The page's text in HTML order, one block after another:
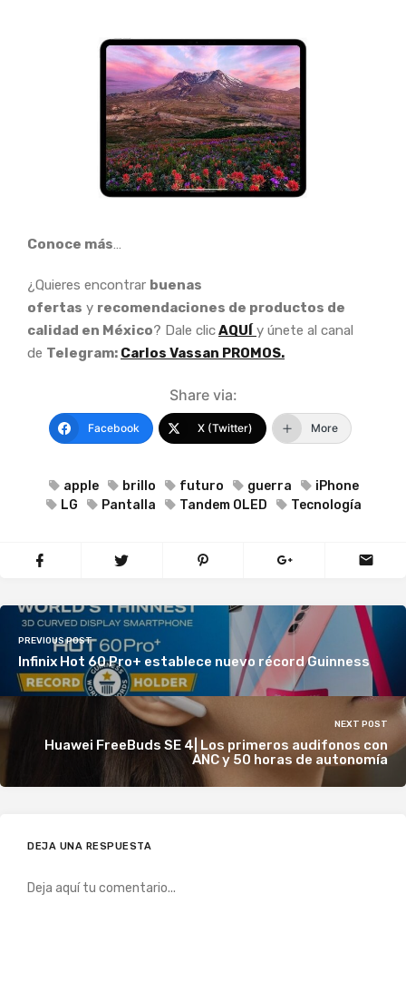
Conoce más…
¿Quieres encontrar buenas
ofertas y recomendaciones de productos de
calidad en México? Dale clicAQUÍ y únete al canal
de Telegram: Carlos Vassan PROMOS.
Share via:
Facebook X (Twitter) More
apple brillo futuro guerra
iPhone
LG
Pantalla Tandem OLED Tecnología
PREVIOUS POST
Infinix Hot 60 Pro+ establece nuevo récord Guinness
NEXT POST
Huawei FreeBuds SE 4| Los primeros audifonos con
ANC y 50 horas de autonomía
DEJA UNA RESPUESTA